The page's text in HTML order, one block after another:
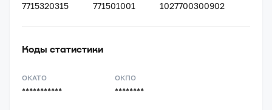
7715320315 771501001 1027700300902
Коды статистики
ОКАТО
***********
ОКПО
********